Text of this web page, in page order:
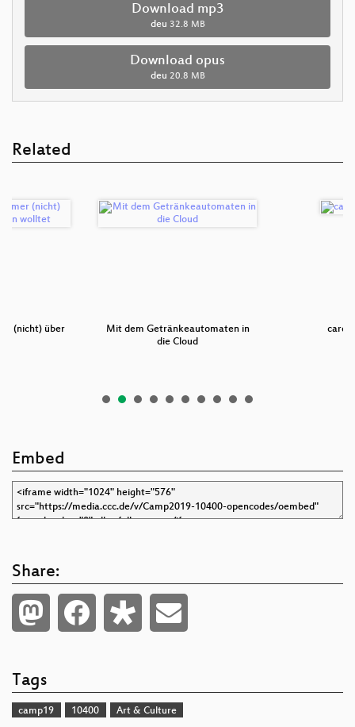
Download mp3
deu 32.8 MB
Download opus
deu 20.8 MB
Related
(nicht) über
Mit dem Getränkeautomaten in
die Cloud
Embed
Share:
Tags
camp19 10400 Art & Culture